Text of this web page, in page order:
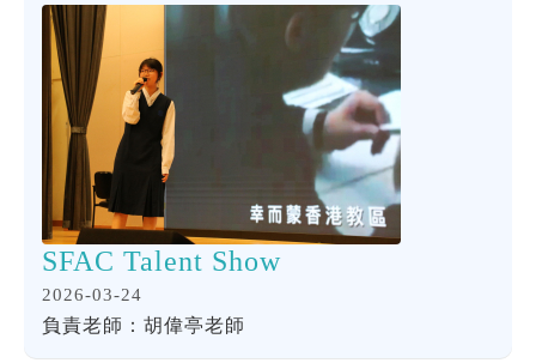
SFAC Talent Show
2026-03-24
負責老師：胡偉亭老師